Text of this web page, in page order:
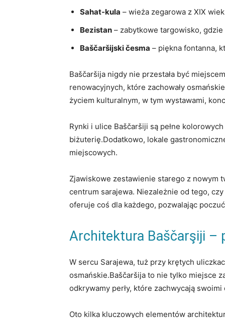
Sahat-kula ⁤– wieża zegarowa z⁤ XIX
Bezistan – zabytkowe targowisko,
Baščaršijski česma – piękna fontanna,
Baščaršija nigdy nie przestała ‌być
renowacyjnych, które zachowały⁤
życiem ​kulturalnym, ⁢w​ tym wystawami,
Rynki​ i ⁣ulice⁢ Baščaršiji są pełne
biżuterię.Dodatkowo,‌ lokale
miejscowych.
Zjawiskowe ⁣zestawienie starego z ​nowym
centrum sarajewa. ⁤Niezależnie od tego,
oferuje coś ‍dla każdego,⁤ pozwalając
Architektura Baščarşiji –
W sercu​ Sarajewa, tuż⁣ przy ​krętych
⁢osmańskie.Baščaršija to ⁣nie​ tylko miejsce
odkrywamy perły, które zachwycają
Oto⁤ kilka‌ kluczowych ⁤elementów